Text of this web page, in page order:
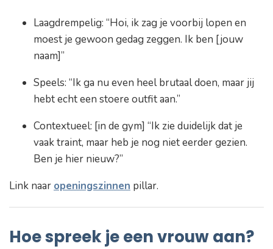
Laagdrempelig: “Hoi, ik zag je voorbij lopen en
moest je gewoon gedag zeggen. Ik ben [jouw
naam]”
Speels: “Ik ga nu even heel brutaal doen, maar jij
hebt echt een stoere outfit aan.”
Contextueel: [in de gym] “Ik zie duidelijk dat je
vaak traint, maar heb je nog niet eerder gezien.
Ben je hier nieuw?”
Link naar openingszinnen pillar.
Hoe spreek je een vrouw aan?